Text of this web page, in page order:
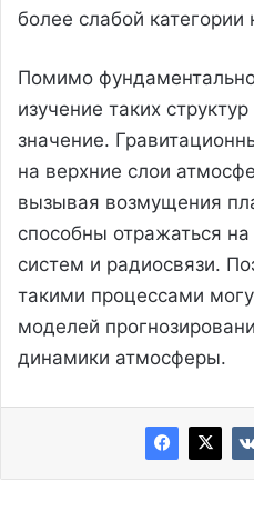
более слабой
Помимо
изучение таких
значение.
на верхние слои
вызывая возмущения
способны отражаться
систем и радиосвязи.
такими процессами
моделей
динамики атмосферы.